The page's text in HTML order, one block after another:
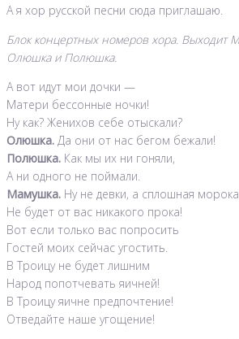
А я хор русской песни сюда приглашаю.
Блок концертных номеров хора. Выходит
Олюшка и Полюшка.
А вот идут мои дочки —
Матери бессонные ночки!
Ну как? Женихов себе отыскали?
Олюшка. Да они от нас бегом бежали!
Полюшка. Как мы их ни гоняли,
А ни одного не поймали.
Мамушка. Ну не девки, а сплошная
Не будет от вас никакого прока!
Вот если только вас попросить
Гостей моих сейчас угостить.
В Троицу не будет лишним
Народ попотчевать яичней!
В Троицу яичне предпочтение!
Отведайте наше угощение!